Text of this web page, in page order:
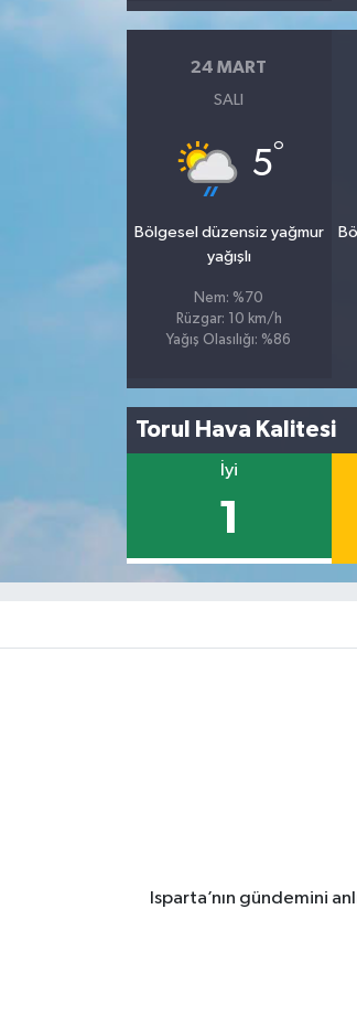
24 MART
SALI
5°
Bölgesel düzensiz yağmur
yağışlı
Nem: %70
Rüzgar: 10 km/h
Yağış Olasılığı: %86
Torul Hava Kalitesi
İyi
1
Isparta’nın gündemini